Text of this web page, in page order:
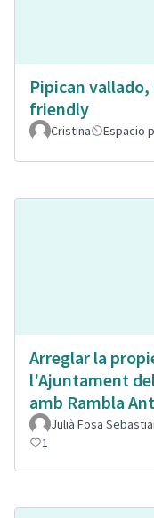
Pipican
friendly
Cristina
Espacio
Arreglar la
l'Ajuntament
amb Rambla
Julià Fosa
1